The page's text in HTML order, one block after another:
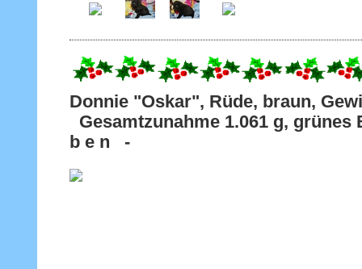
Donnie "Oskar", Rüde, braun,
Gesamtzunahme 1.061 g, grünes
b e n -